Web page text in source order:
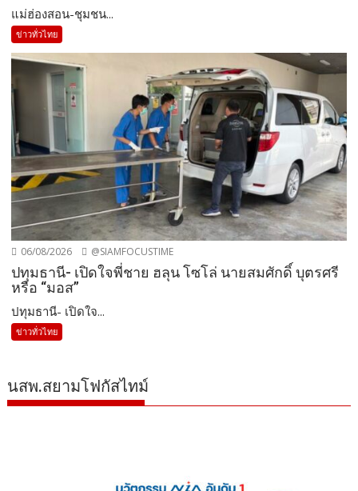
แม่ฮ่องสอน-ชุมชน...
ข่าวทั่วไทย
06/08/2026 @SIAMFOCUSTIME
ปทุมธานี- เปิดใจพี่ชาย ฮลุน โซโล่ นายสมศักดิ์ บุตรศรี
หรือ “มอส”
ปทุมธานี- เปิดใจ...
ข่าวทั่วไทย
นสพ.สยามโฟกัสไทม์